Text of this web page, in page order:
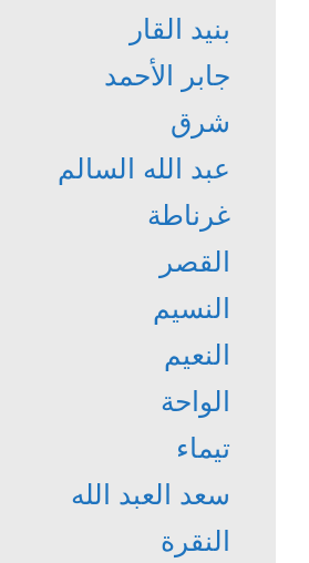
بنيد القار
جابر الأحمد
شرق
عبد الله السالم
غرناطة
القصر
النسيم
النعيم
الواحة
تيماء
سعد العبد الله
النقرة